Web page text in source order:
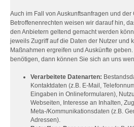
Auch im Fall von Auskunftsanfragen und der
Betroffenenrechten weisen wir darauf hin,
den Anbietern geltend gemacht werden
jeweils Zugriff auf die Daten der Nutzer und
Maßnahmen ergreifen und Auskünfte
benötigen, dann können Sie sich an uns
Verarbeitete Datenarten:
Kontaktdaten (z.B. E-Mail,
Eingaben in Onlineformularen),
Webseiten, Interesse an Inhalten,
Meta-/Kommunikationsdaten (z.B.
Adressen).